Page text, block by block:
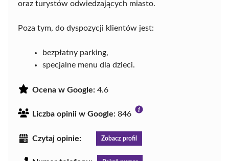
oraz turystów odwiedzających miasto.
Poza tym, do dyspozycji klientów jest:
bezpłatny parking,
specjalne menu dla dzieci.
Ocena w Google: 4.6
Liczba opinii w Google: 846
Czytaj opinie: Zobacz profil